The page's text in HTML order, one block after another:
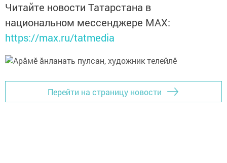
Читайте новости Татарстана в
национальном мессенджере MАХ:
https://max.ru/tatmedia
Перейти на страницу новости